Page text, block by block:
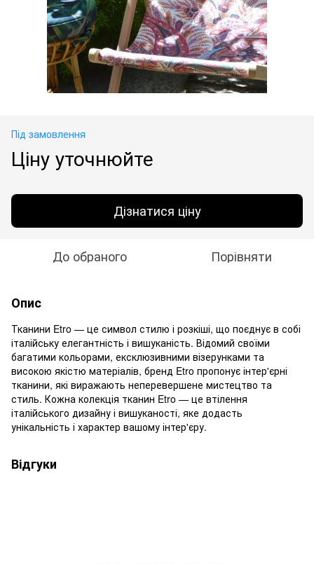
Під замовлення
Ціну уточнюйте
Дізнатися ціну
До обраного Порівняти
Опис
Тканини Etro — це символ стилю і розкіші, що поєднує в собі
італійську елегантність і вишуканість. Відомий своїми
багатими кольорами, ексклюзивними візерунками та
високою якістю матеріалів, бренд Etro пропонує інтер'єрні
тканини, які виражають неперевершене мистецтво та
стиль. Кожна колекція тканин Etro — це втілення
італійського дизайну і вишуканості, яке додасть
унікальність і характер вашому інтер'єру.
Відгуки